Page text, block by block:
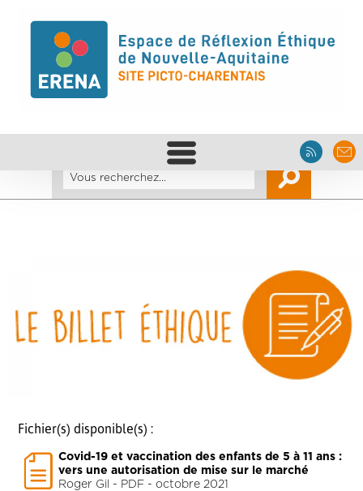
Fichier(s) disponible(s) :
Covid-19 et vaccination des enfants de 5 à 11 ans :
vers une autorisation de mise sur le marché
Roger Gil - PDF - octobre 2021